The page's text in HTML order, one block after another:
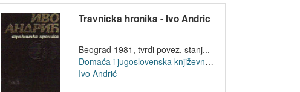
Travnicka hronika - Ivo Andric
Beograd 1981, tvrdi povez, stanj...
Domaća i jugoslovenska književnost
Ivo Andrić